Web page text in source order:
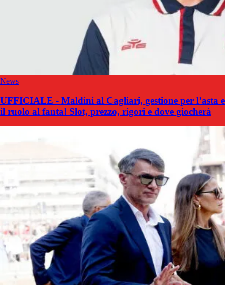
News
UFFICIALE - Maldini al Cagliari, gestione per l’asta e
il ruolo al fanta! Slot, prezzo, rigori e dove giocherà